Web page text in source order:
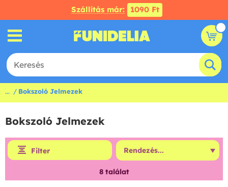
Szállítás már: 1090 Ft
... Bokszoló Jelmezek
Bokszoló Jelmezek
Filter
8találat